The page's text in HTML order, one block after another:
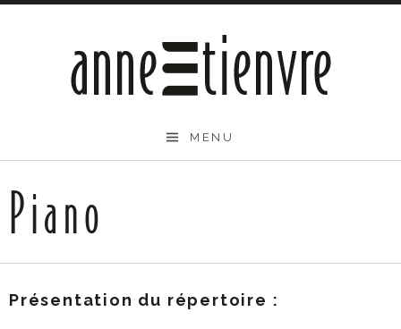
Anne Etienvre
MENU
Piano
Présentation du répertoire :